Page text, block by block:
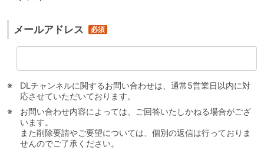
メールアドレス
DLチャンネルに関するお問い合わせは、通常5営業日以内に対
応させていただいております。
お問い合わせ内容によっては、ご回答いたしかねる場合がござ
います。
また削除要請やご要望については、個別の返信は行っておりま
せんのでご了承ください。